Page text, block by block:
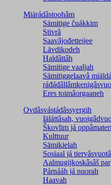
Miärádâstoohâm
Sämitige čuákkim
Stivrâ
Saavâjođetteijee
Lävdikodeh
Haldâttâh
Sämitige vaaljah
Sämitiggelaavâ
Eres toimâorgaaneh
Ovdâsvástádâssyergih
Iäláttâsah,
Škovlim já
Kulttuur
Sämikielah
Sosiaal já tiervâsvuotâ
Aalmugijkoskâsâš
Párnááh já nuorah
Haavah